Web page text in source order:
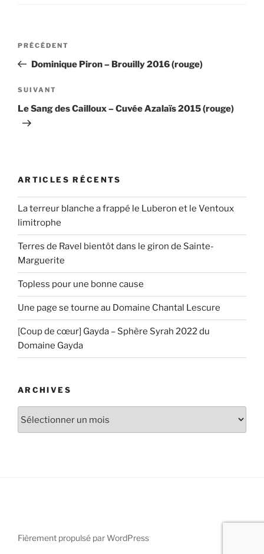
Navigation
l’article
Article
précédent
PRÉCÉDENT
Dominique Piron – Brouilly 2016 (rouge)
Article
suivant
SUIVANT
Le Sang des Cailloux – Cuvée Azalaïs 2015 (rouge)
ARTICLES RÉCENTS
La terreur blanche a frappé le Luberon et le Ventoux
limitrophe
Terres de Ravel bientôt dans le giron de Sainte-
Marguerite
Topless pour une bonne cause
Une page se tourne au Domaine Chantal Lescure
[Coup de cœur] Gayda – Sphère Syrah 2022 du
Domaine Gayda
ARCHIVES
Fièrement propulsé par WordPress